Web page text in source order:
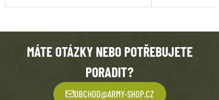
MÁTE OTÁZKY NEBO POTŘEBUJETE
PORADIT?
OBCHOD@ARMY-SHOP.CZ